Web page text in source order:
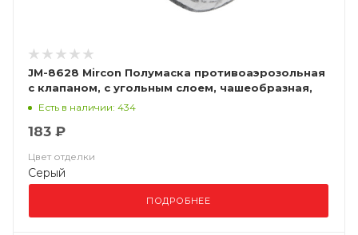
JM-8628 Mircon Полумаска противоаэрозольная
с клапаном, с угольным слоем, чашеобразная,
класс защиты FFP2 NR D, в упаковке 10 шт
Есть в наличии: 434
183 ₽
Цвет отделки
Серый
ПОДРОБНЕЕ